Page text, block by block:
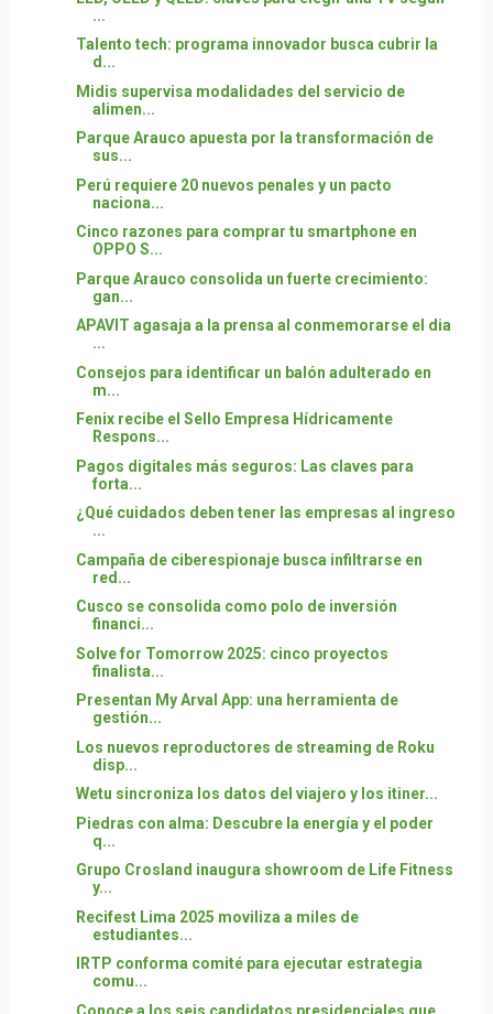
...
Talento tech: programa innovador busca cubrir la
d...
Midis supervisa modalidades del servicio de
alimen...
Parque Arauco apuesta por la transformación de
sus...
Perú requiere 20 nuevos penales y un pacto
naciona...
Cinco razones para comprar tu smartphone en
OPPO S...
Parque Arauco consolida un fuerte crecimiento:
gan...
APAVIT agasaja a la prensa al conmemorarse el dia
...
Consejos para identificar un balón adulterado en
m...
Fenix recibe el Sello Empresa Hídricamente
Respons...
Pagos digitales más seguros: Las claves para
forta...
¿Qué cuidados deben tener las empresas al ingreso
...
Campaña de ciberespionaje busca infiltrarse en
red...
Cusco se consolida como polo de inversión
financi...
Solve for Tomorrow 2025: cinco proyectos
finalista...
Presentan My Arval App: una herramienta de
gestión...
Los nuevos reproductores de streaming de Roku
disp...
Wetu sincroniza los datos del viajero y los itiner...
Piedras con alma: Descubre la energía y el poder
q...
Grupo Crosland inaugura showroom de Life Fitness
y...
Recifest Lima 2025 moviliza a miles de
estudiantes...
IRTP conforma comité para ejecutar estrategia
comu...
Conoce a los seis candidatos presidenciales que